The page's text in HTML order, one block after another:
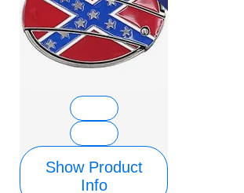
Show Product
Info